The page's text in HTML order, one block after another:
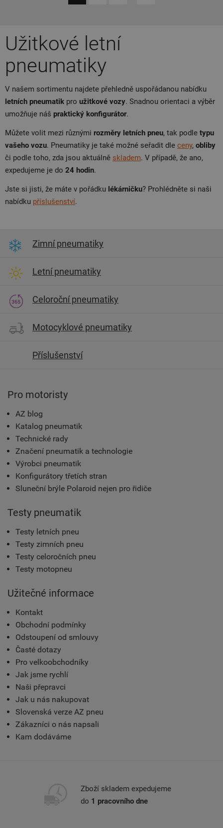
Užitkové letní
pneumatiky
V našem sortimentu najdete přehledně uspořádanou nabídku
letních pneumatik pro užitkové vozy. Snadnou orientaci a výběr
umožňuje náš praktický konfigurátor.
Můžete volit mezi různými rozměry letních pneu, tak podle typu
vašeho vozu. Pneumatiky je také možné seřadit dle ceny, obliby
či podle toho, zda jsou aktuálně skladem. V případě, že ano,
expedujeme je do 24 hodin.
Jste si jisti, že máte v pořádku lékárničku? Prohlédněte si naši
nabídku příslušenství.
Zimní pneumatiky
Letní pneumatiky
Celoroční pneumatiky
Motocyklové pneumatiky
Příslušenství
Pro motoristy
AZ blog
Katalog pneumatik
Technické rady
Značení pneumatik a technologie
Výrobci pneumatik
Konfigurátory třetích stran
Sluneční brýle Polaroid nejen pro řidiče
Testy pneumatik
Testy letních pneu
Testy zimních pneu
Testy celoročních pneu
Testy motopneu
Užitečné informace
Kontakt
Obchodní podmínky
Odstoupení od smlouvy
Časté dotazy
Pro velkoobchodníky
Jak jsme rychlí
Naši přepravci
Jak u nás nakupovat
Slovenská verze AZ pneu
Zákazníci o nás napsali
Kam dodáváme
Zboží skladem expedujeme
do 1 pracovního dne